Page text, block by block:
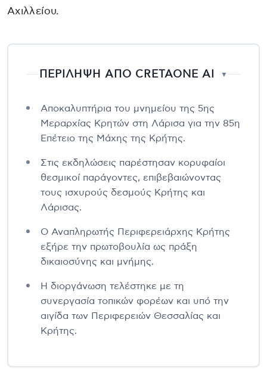
Αχιλλείου.
ΠΕΡΙΛΗΨΗ ΑΠΟ CRETAONE AI ▼
Αποκαλυπτήρια του μνημείου της 5ης
Μεραρχίας Κρητών στη Λάρισα για την 85η
Επέτειο της Μάχης της Κρήτης.
Στις εκδηλώσεις παρέστησαν κορυφαίοι
θεσμικοί παράγοντες, επιβεβαιώνοντας
τους ισχυρούς δεσμούς Κρήτης και
Λάρισας.
Ο Αναπληρωτής Περιφερειάρχης Κρήτης
εξήρε την πρωτοβουλία ως πράξη
δικαιοσύνης και μνήμης.
Η διοργάνωση τελέστηκε με τη
συνεργασία τοπικών φορέων και υπό την
αιγίδα των Περιφερειών Θεσσαλίας και
Κρήτης.